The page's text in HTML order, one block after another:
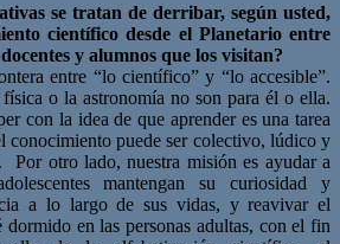
se tratan de derribar, según usted,
científico desde el Planetario entre
y alumnos que los visitan?
entre “lo científico” y “lo accesible”.
o la astronomía no son para él o ella.
con la idea de que aprender es una tarea
conocimiento puede ser colectivo, lúdico y
Por otro lado, nuestra misión es ayudar a
mantengan su curiosidad y
a lo largo de sus vidas, y reavivar el
dormido en las personas adultas, con el fin